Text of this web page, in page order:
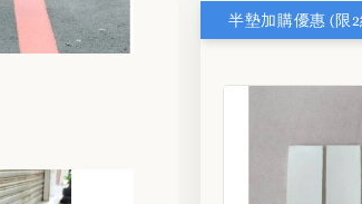
半墊加購優惠 (限